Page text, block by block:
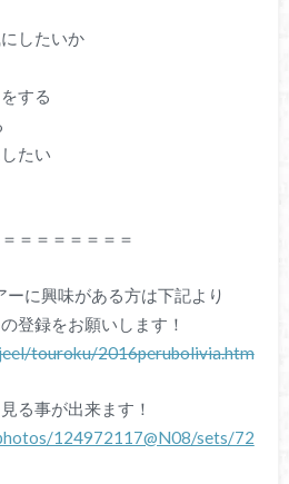
したいか
する
たい
＝＝＝＝＝＝＝
に興味がある方は下記より
登録をお願いします！
touroku/2016perubolivia.htm
る事が出来ます！
124972117@N08/sets/72